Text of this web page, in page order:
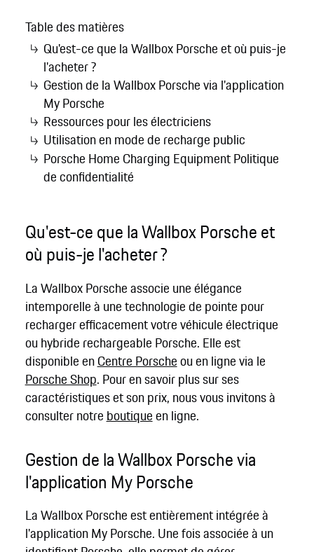
Table des matières
Qu'est-ce que la Wallbox Porsche et où puis-je
l'acheter ?
Gestion de la Wallbox Porsche via l'application
My Porsche
Ressources pour les électriciens
Utilisation en mode de recharge public
Porsche Home Charging Equipment Politique
de confidentialité
Qu'est-ce que la Wallbox Porsche et
où puis-je l'acheter ?
La Wallbox Porsche associe une élégance
intemporelle à une technologie de pointe pour
recharger efficacement votre véhicule électrique
ou hybride rechargeable Porsche. Elle est
disponible enCentre Porscheou en ligne via le
Porsche Shop. Pour en savoir plus sur ses
caractéristiques et son prix, nous vous invitons à
consulter notre boutiqueen ligne.
Gestion de la Wallbox Porsche via
l'application My Porsche
La Wallbox Porsche est entièrement intégrée à
l'application My Porsche. Une fois associée à un